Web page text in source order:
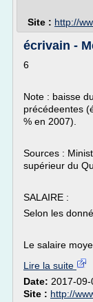
Site : http://
écrivain -
6
Note : baisse
précédeentes
% en 2007).
Sources :
supérieur du
SALAIRE :
Selon les
Le salaire
Lire la suite
Date: 2017-
Site : http://